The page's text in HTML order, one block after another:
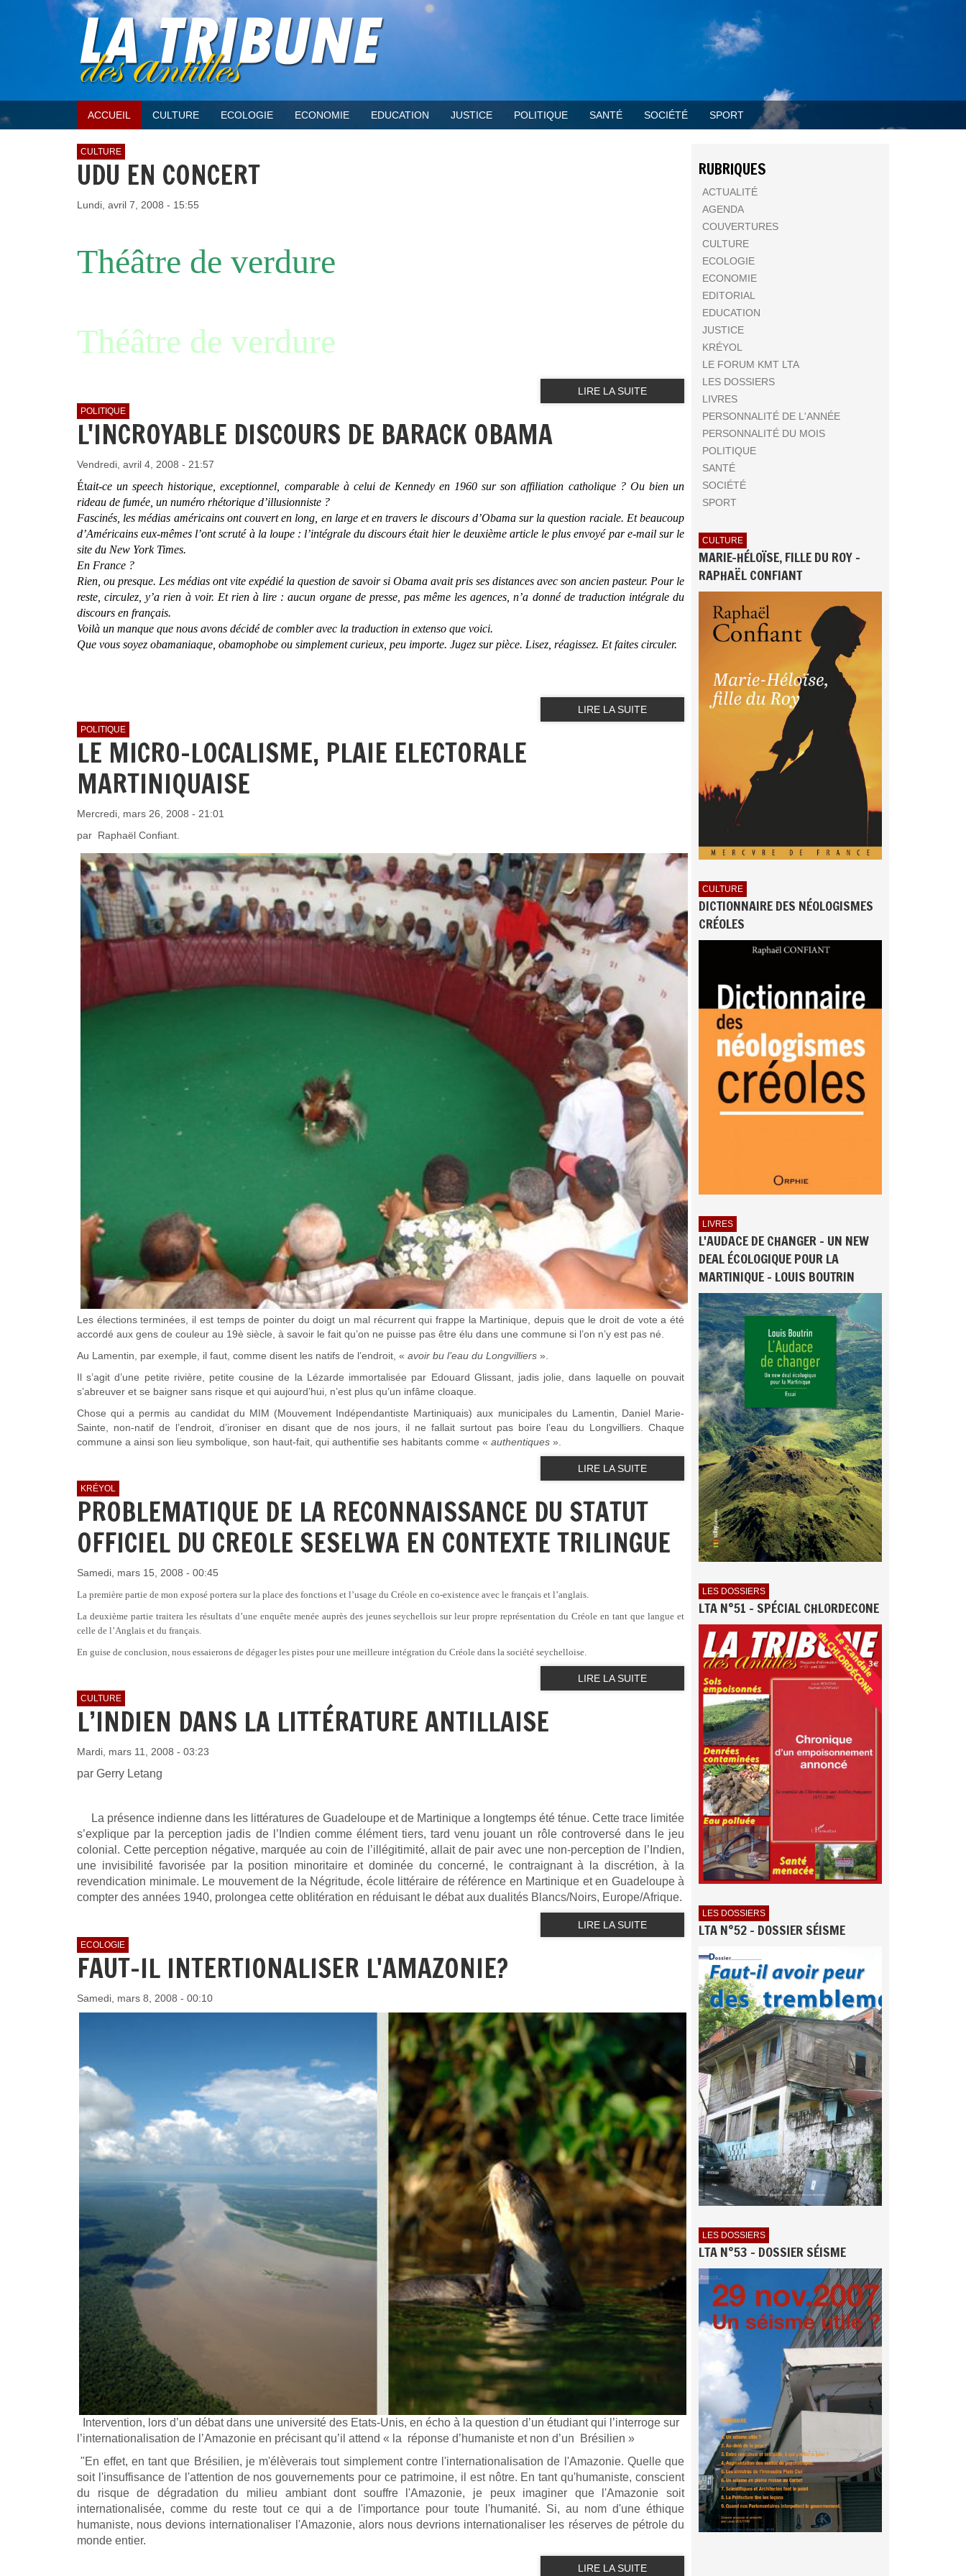
ACCUEIL CULTURE ECOLOGIE ECONOMIE EDUCATION JUSTICE POLITIQUE SANTÉ SOCIÉTÉ SPORT
CULTURE
UDU EN CONCERT
Lundi, avril 7, 2008 - 15:55
Théâtre de verdure
Théâtre de verdure
LIRE LA SUITE
POLITIQUE
L'INCROYABLE DISCOURS DE BARACK OBAMA
Vendredi, avril 4, 2008 - 21:57
Était-ce un speech historique, exceptionnel, comparable à celui de Kennedy en 1960 sur son affiliation catholique ? Ou bien un
rideau de fumée, un numéro rhétorique d’illusionniste ?
Fascinés, les médias américains ont couvert en long, en large et en travers le discours d’Obama sur la question raciale. Et beaucoup
d’Américains eux-mêmes l’ont scruté à la loupe : l’intégrale du discours était hier le deuxième article le plus envoyé par e-mail sur le
site du New York Times.
En France ?
Rien, ou presque. Les médias ont vite expédié la question de savoir si Obama avait pris ses distances avec son ancien pasteur. Pour le
reste, circulez, y’a rien à voir. Et rien à lire : aucun organe de presse, pas même les agences, n’a donné de traduction intégrale du
discours en français.
Voilà un manque que nous avons décidé de combler avec la traduction in extenso que voici.
Que vous soyez obamaniaque, obamophobe ou simplement curieux, peu importe. Jugez sur pièce. Lisez, réagissez. Et faites circuler.
LIRE LA SUITE
POLITIQUE
LE MICRO-LOCALISME, PLAIE ELECTORALE
MARTINIQUAISE
Mercredi, mars 26, 2008 - 21:01
par Raphaël Confiant.
Les élections terminées, il est temps de pointer du doigt un mal récurrent qui frappe la Martinique, depuis que le droit de vote a été
accordé aux gens de couleur au 19è siècle, à savoir le fait qu’on ne puisse pas être élu dans une commune si l’on n’y est pas né.
Au Lamentin, par exemple, il faut, comme disent les natifs de l’endroit, « avoir bu l’eau du Longvilliers ».
Il s’agit d’une petite rivière, petite cousine de la Lézarde immortalisée par Edouard Glissant, jadis jolie, dans laquelle on pouvait
s’abreuver et se baigner sans risque et qui aujourd’hui, n’est plus qu’un infâme cloaque.
Chose qui a permis au candidat du MIM (Mouvement Indépendantiste Martiniquais) aux municipales du Lamentin, Daniel Marie-
Sainte, non-natif de l’endroit, d’ironiser en disant que de nos jours, il ne fallait surtout pas boire l’eau du Longvilliers. Chaque
commune a ainsi son lieu symbolique, son haut-fait, qui authentifie ses habitants comme « authentiques ».
LIRE LA SUITE
KRÉYOL
PROBLEMATIQUE DE LA RECONNAISSANCE DU STATUT
OFFICIEL DU CREOLE SESELWA EN CONTEXTE TRILINGUE
Samedi, mars 15, 2008 - 00:45
La première partie de mon exposé portera sur la place des fonctions et l’usage du Créole en co-existence avec le français et l’anglais.
La deuxième partie traitera les résultats d’une enquête menée auprès des jeunes seychellois sur leur propre représentation du Créole en tant que langue et
celle de l’Anglais et du français.
En guise de conclusion, nous essaierons de dégager les pistes pour une meilleure intégration du Créole dans la société seychelloise.
LIRE LA SUITE
CULTURE
L’INDIEN DANS LA LITTÉRATURE ANTILLAISE
Mardi, mars 11, 2008 - 03:23
par Gerry Letang
La présence indienne dans les littératures de Guadeloupe et de Martinique a longtemps été ténue. Cette trace limitée
s’explique par la perception jadis de l’Indien comme élément tiers, tard venu jouant un rôle controversé dans le jeu
colonial. Cette perception négative, marquée au coin de l’illégitimité, allait de pair avec une non-perception de l’Indien,
une invisibilité favorisée par la position minoritaire et dominée du concerné, le contraignant à la discrétion, à la
revendication minimale. Le mouvement de la Négritude, école littéraire de référence en Martinique et en Guadeloupe à
compter des années 1940, prolongea cette oblitération en réduisant le débat aux dualités Blancs/Noirs, Europe/Afrique.
LIRE LA SUITE
ECOLOGIE
FAUT-IL INTERTIONALISER L'AMAZONIE?
Samedi, mars 8, 2008 - 00:10
Intervention, lors d’un débat dans une université des Etats-Unis, en écho à la question d’un étudiant qui l’interroge sur
l’internationalisation de l’Amazonie en précisant qu’il attend « la réponse d’humaniste et non d’un Brésilien »
"En effet, en tant que Brésilien, je m'élèverais tout simplement contre l'internationalisation de l'Amazonie. Quelle que
soit l'insuffisance de l'attention de nos gouvernements pour ce patrimoine, il est nôtre. En tant qu'humaniste, conscient
du risque de dégradation du milieu ambiant dont souffre l'Amazonie, je peux imaginer que l'Amazonie soit
internationalisée, comme du reste tout ce qui a de l'importance pour toute l'humanité. Si, au nom d'une éthique
humaniste, nous devions internationaliser l'Amazonie, alors nous devrions internationaliser les réserves de pétrole du
monde entier.
LIRE LA SUITE
RUBRIQUES
ACTUALITÉ
AGENDA
COUVERTURES
CULTURE
ECOLOGIE
ECONOMIE
EDITORIAL
EDUCATION
JUSTICE
KRÉYOL
LE FORUM KMT LTA
LES DOSSIERS
LIVRES
PERSONNALITÉ DE L'ANNÉE
PERSONNALITÉ DU MOIS
POLITIQUE
SANTÉ
SOCIÉTÉ
SPORT
CULTURE
MARIE-HÉLOÏSE, FILLE DU ROY -
RAPHAËL CONFIANT
CULTURE
DICTIONNAIRE DES NÉOLOGISMES
CRÉOLES
LIVRES
L'AUDACE DE CHANGER - UN NEW
DEAL ÉCOLOGIQUE POUR LA
MARTINIQUE - LOUIS BOUTRIN
LES DOSSIERS
LTA N°51 - SPÉCIAL CHLORDECONE
LES DOSSIERS
LTA N°52 - DOSSIER SÉISME
LES DOSSIERS
LTA N°53 - DOSSIER SÉISME